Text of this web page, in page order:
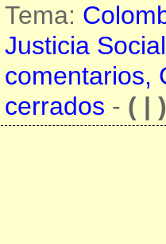
Tema:
Justicia
comentarios,
cerrados - ( | )